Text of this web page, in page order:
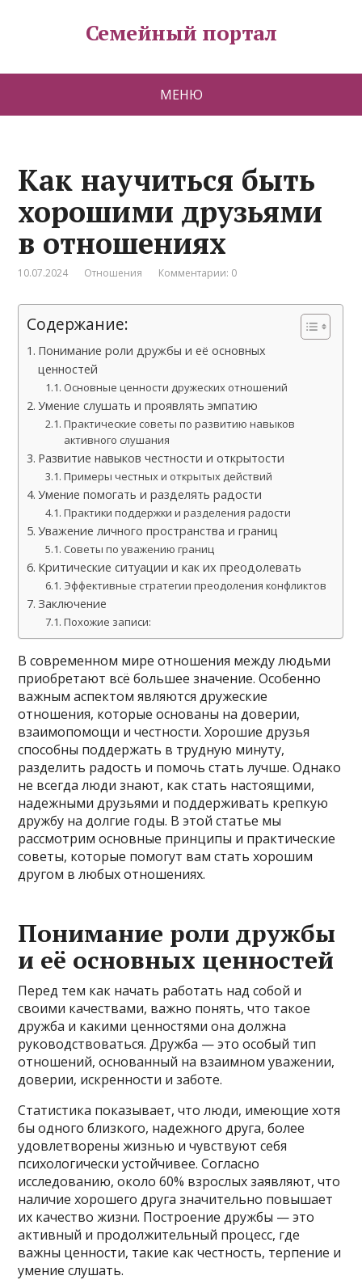
Семейный портал
МЕНЮ
Как научиться быть
хорошими друзьями
в отношениях
10.07.2024 Отношения Комментарии: 0
Содержание:
Понимание роли дружбы и её основных
ценностей
Основные ценности дружеских отношений
Умение слушать и проявлять эмпатию
Практические советы по развитию навыков
активного слушания
Развитие навыков честности и открытости
Примеры честных и открытых действий
Умение помогать и разделять радости
Практики поддержки и разделения радости
Уважение личного пространства и границ
Советы по уважению границ
Критические ситуации и как их преодолевать
Эффективные стратегии преодоления конфликтов
Заключение
Похожие записи:
В современном мире отношения между людьми
приобретают всё большее значение. Особенно
важным аспектом являются дружеские
отношения, которые основаны на доверии,
взаимопомощи и честности. Хорошие друзья
способны поддержать в трудную минуту,
разделить радость и помочь стать лучше. Однако
не всегда люди знают, как стать настоящими,
надежными друзьями и поддерживать крепкую
дружбу на долгие годы. В этой статье мы
рассмотрим основные принципы и практические
советы, которые помогут вам стать хорошим
другом в любых отношениях.
Понимание роли дружбы
и её основных ценностей
Перед тем как начать работать над собой и
своими качествами, важно понять, что такое
дружба и какими ценностями она должна
руководствоваться. Дружба — это особый тип
отношений, основанный на взаимном уважении,
доверии, искренности и заботе.
Статистика показывает, что люди, имеющие хотя
бы одного близкого, надежного друга, более
удовлетворены жизнью и чувствуют себя
психологически устойчивее. Согласно
исследованию, около 60% взрослых заявляют, что
наличие хорошего друга значительно повышает
их качество жизни. Построение дружбы — это
активный и продолжительный процесс, где
важны ценности, такие как честность, терпение и
умение слушать.